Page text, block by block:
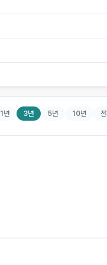
1년 3년 5년 10년